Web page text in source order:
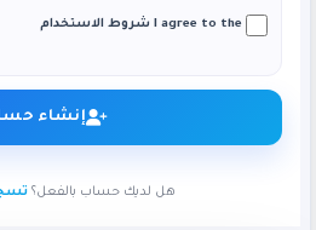
I agree to the شروط الاستخدام
إنشاء
هل لديك حساب بالفعل؟